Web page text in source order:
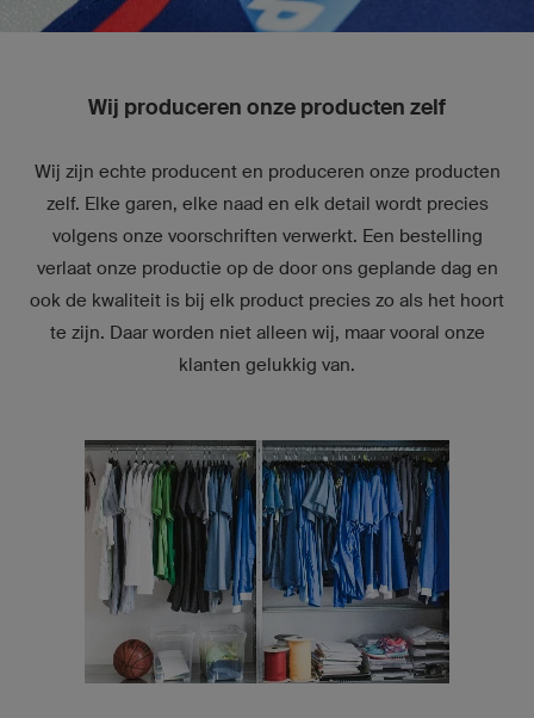
Wij produceren onze producten zelf
Wij zijn echte producent en produceren onze producten
zelf. Elke garen, elke naad en elk detail wordt precies
volgens onze voorschriften verwerkt. Een bestelling
verlaat onze productie op de door ons geplande dag en
ook de kwaliteit is bij elk product precies zo als het hoort
te zijn. Daar worden niet alleen wij, maar vooral onze
klanten gelukkig van.